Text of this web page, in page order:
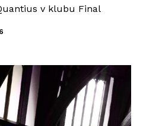
v klubu Final